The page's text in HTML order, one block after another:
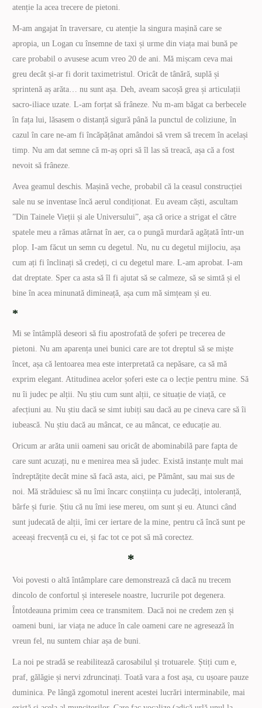
atenție la acea trecere de pietoni.
M-am angajat în traversare, cu atenție la singura mașină care se
apropia, un Logan cu însemne de taxi și urme din viața mai bună pe
care probabil o avusese acum vreo 20 de ani. Mă mișcam ceva mai
greu decât și-ar fi dorit taximetristul. Oricât de tânără, suplă și
sprintenă aș arăta… nu sunt așa. Deh, aveam sacoșă grea și articulații
sacro-iliace uzate. L-am forțat să frâneze. Nu m-am băgat ca berbecele
în fața lui, lăsasem o distanță sigură până la punctul de coliziune, în
cazul în care ne-am fi încăpățânat amândoi să vrem să trecem în același
timp. Nu am dat semne că m-aș opri să îl las să treacă, așa că a fost
nevoit să frâneze.
Avea geamul deschis. Mașină veche, probabil că la ceasul construcției
sale nu se inventase încă aerul condiționat. Eu aveam căști, ascultam
”Din Tainele Vieții și ale Universului”, așa că orice a strigat el către
spatele meu a rămas atârnat în aer, ca o pungă murdară agățată într-un
plop. I-am făcut un semn cu degetul. Nu, nu cu degetul mijlociu, așa
cum ați fi înclinați să credeți, ci cu degetul mare. L-am aprobat. I-am
dat dreptate. Sper ca asta să îl fi ajutat să se calmeze, să se simtă și el
bine în acea minunată dimineață, așa cum mă simțeam și eu.
*
Mi se întâmplă deseori să fiu apostrofată de șoferi pe trecerea de
pietoni. Nu am aparența unei bunici care are tot dreptul să se miște
încet, așa că lentoarea mea este interpretată ca nepăsare, ca să mă
exprim elegant. Atitudinea acelor șoferi este ca o lecție pentru mine. Să
nu îi judec pe alții. Nu știu cum sunt alții, ce situație de viață, ce
afecțiuni au. Nu știu dacă se simt iubiți sau dacă au pe cineva care să îi
iubească. Nu știu dacă au mâncat, ce au mâncat, ce educație au.
Oricum ar arăta unii oameni sau oricât de abominabilă pare fapta de
care sunt acuzați, nu e menirea mea să judec. Există instanțe mult mai
îndreptățite decât mine să facă asta, aici, pe Pământ, sau mai sus de
noi. Mă străduiesc să nu îmi încarc conștiința cu judecăți, intoleranță,
bârfe și furie. Știu că nu îmi iese mereu, om sunt și eu. Atunci când
sunt judecată de alții, îmi cer iertare de la mine, pentru că încă sunt pe
aceeași frecvență cu ei, și fac tot ce pot să mă corectez.
*
Voi povesti o altă întâmplare care demonstrează că dacă nu trecem
dincolo de confortul și interesele noastre, lucrurile pot degenera.
Întotdeauna primim ceea ce transmitem. Dacă noi ne credem zen și
oameni buni, iar viața ne aduce în cale oameni care ne agresează în
vreun fel, nu suntem chiar așa de buni.
La noi pe stradă se reabilitează carosabilul și trotuarele. Știți cum e,
praf, gălăgie și nervi zdruncinați. Toată vara a fost așa, cu ușoare pauze
duminica. Pe lângă zgomotul inerent acestei lucrări interminabile, mai